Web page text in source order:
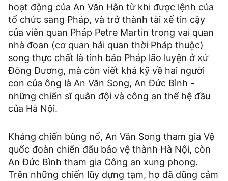
hoạt động của An Văn Hân từ khi được lệnh của
tổ chức sang Pháp, và trở thành tài xế tin cậy
của viên quan Pháp Petre Martin trong vai quan
nhà đoan (cơ quan hải quan thời Pháp thuộc)
song thực chất là tình báo Pháp lão luyện ở xứ
Đông Dương, mà còn viết khá kỹ về hai người
con của ông là An Văn Song, An Đức Bình -
những chiến sĩ quân đội và công an thế hệ đầu
của Hà Nội.
Kháng chiến bùng nổ, An Văn Song tham gia Vệ
quốc đoàn chiến đấu bảo vệ thành Hà Nội, còn
An Đức Bình tham gia Công an xung phong.
Trên những chiến lũy dựng tạm, họ đã dũng cảm